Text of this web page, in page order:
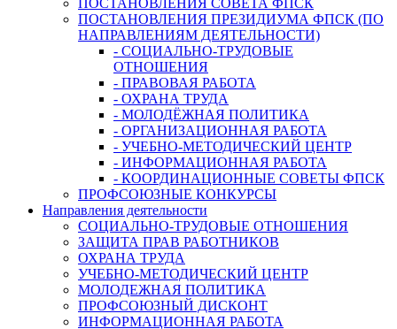
ПОСТАНОВЛЕНИЯ СОВЕТА ФПСК
ПОСТАНОВЛЕНИЯ ПРЕЗИДИУМА ФПСК (ПО
НАПРАВЛЕНИЯМ ДЕЯТЕЛЬНОСТИ)
- СОЦИАЛЬНО-ТРУДОВЫЕ
ОТНОШЕНИЯ
- ПРАВОВАЯ РАБОТА
- ОХРАНА ТРУДА
- МОЛОДЁЖНАЯ ПОЛИТИКА
- ОРГАНИЗАЦИОННАЯ РАБОТА
- УЧЕБНО-МЕТОДИЧЕСКИЙ ЦЕНТР
- ИНФОРМАЦИОННАЯ РАБОТА
- КООРДИНАЦИОННЫЕ СОВЕТЫ ФПСК
ПРОФСОЮЗНЫЕ КОНКУРСЫ
Направления деятельности
СОЦИАЛЬНО-ТРУДОВЫЕ ОТНОШЕНИЯ
ЗАЩИТА ПРАВ РАБОТНИКОВ
ОХРАНА ТРУДА
УЧЕБНО-МЕТОДИЧЕСКИЙ ЦЕНТР
МОЛОДЕЖНАЯ ПОЛИТИКА
ПРОФСОЮЗНЫЙ ДИСКОНТ
ИНФОРМАЦИОННАЯ РАБОТА